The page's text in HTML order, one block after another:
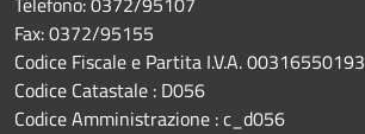
Fax: 0372/95155
Codice Fiscale e Partita I.V.A. 00316550193
Codice Catastale : D056
Codice Amministrazione : c_d056